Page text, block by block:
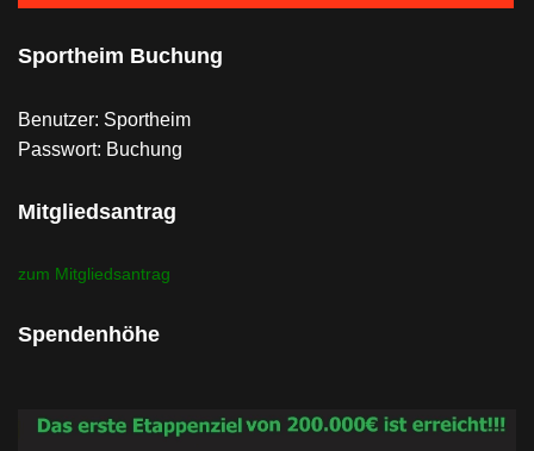
Sportheim Buchung
Benutzer: Sportheim
Passwort: Buchung
Mitgliedsantrag
zum Mitgliedsantrag
Spendenhöhe